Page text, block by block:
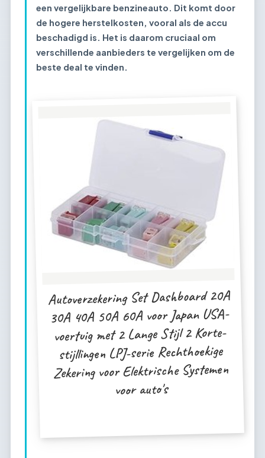
een vergelijkbare benzineauto. Dit komt door
de hogere herstelkosten, vooral als de accu
beschadigd is. Het is daarom cruciaal om
verschillende aanbieders te vergelijken om de
beste deal te vinden.
Autoverzekering Set Dashboard 20A
30A 40A 50A 60A voor Japan USA-
voertuig met 2 Lange Stijl 2 Korte-
stijllingen LPJ-serie Rechthoekige
Zekering voor Elektrische Systemen
voor auto's